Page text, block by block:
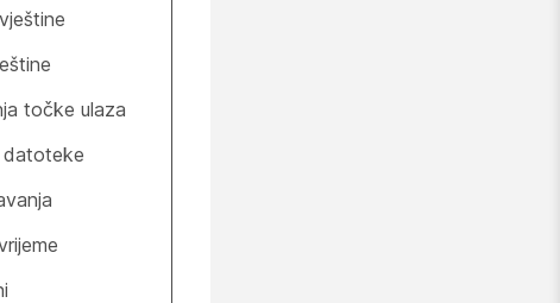
točke ulaza
datoteke